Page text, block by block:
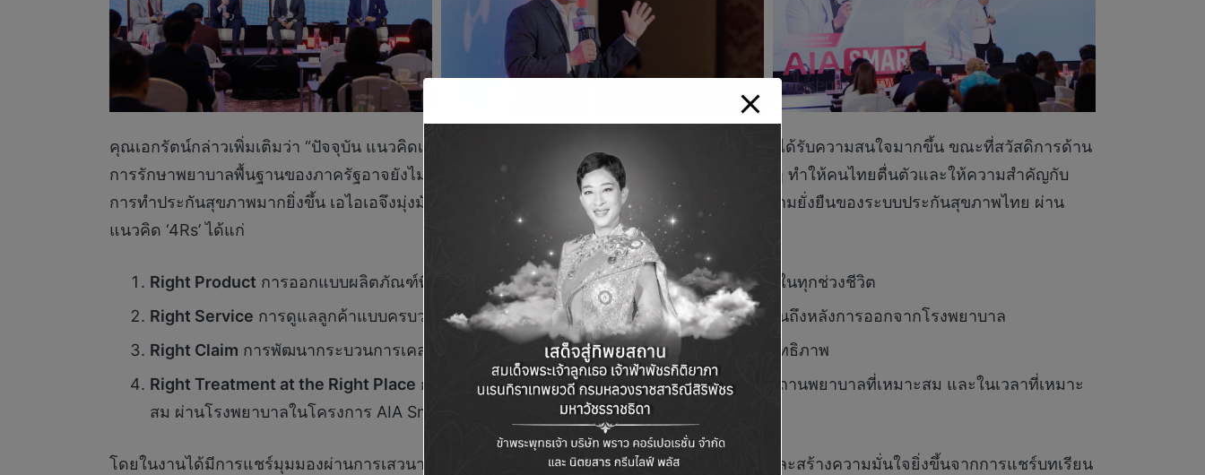
คุณเอกรัตน์กล่าวเพิ่มเติมว่า “ปัจจุบัน แนวคิดเรื่องการมีคุณภาพชีวิตที่ดีในระยะยาว (Longevity) ได้รับความสนใจมากขึ้น ขณะที่สวัสดิการด้าน
การรักษาพยาบาลพื้นฐานของภาครัฐอาจยังไม่ครอบคลุมเพียงพอ เมื่อผนวกกับปัจจัยแวดล้อมต่าง ๆ ทำให้คนไทยตื่นตัวและให้ความสำคัญกับ
การทำประกันสุขภาพมากยิ่งขึ้น เอไอเอจึงมุ่งมั่นเป็นส่วนหนึ่งในการขับเคลื่อนการเปลี่ยนแปลงสู่ความยั่งยืนของระบบประกันสุขภาพไทย ผ่าน
แนวคิด ‘4Rs’ ได้แก่
Right Product การออกแบบผลิตภัณฑ์ที่ตอบโจทย์และเหมาะสมกับความต้องการของลูกค้าในทุกช่วงชีวิต
Right Service การดูแลลูกค้าแบบครบวงจร ตั้งแต่ก่อนเข้ารับการรักษา ระหว่างการรักษา จนถึงหลังการออกจากโรงพยาบาล
Right Claim การพัฒนากระบวนการเคลมให้สะดวก โปร่งใส ลดความซับซ้อน และเพิ่มประสิทธิภาพ
Right Treatment at the Right Place การส่งเสริมให้ลูกค้าเข้าถึงการรักษาที่เหมาะสม ในสถานพยาบาลที่เหมาะสม และในเวลาที่เหมาะ
สม ผ่านโรงพยาบาลในโครงการ AIA Smart Network
โดยในงานได้มีการแชร์มุมมองผ่านการเสวนาวิชาการ เพื่อให้เข้าใจถึงการเปลี่ยนแปลงที่เกิดขึ้น และสร้างความมั่นใจยิ่งขึ้นจากการแชร์บทเรียน